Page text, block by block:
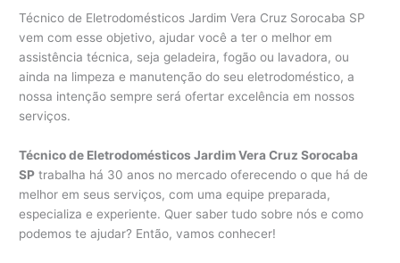
Técnico de Eletrodomésticos Jardim Vera Cruz Sorocaba SP
vem com esse objetivo, ajudar você a ter o melhor em
assistência técnica, seja geladeira, fogão ou lavadora, ou
ainda na limpeza e manutenção do seu eletrodoméstico, a
nossa intenção sempre será ofertar excelência em nossos
serviços.
Técnico de Eletrodomésticos Jardim Vera Cruz Sorocaba
SP trabalha há 30 anos no mercado oferecendo o que há de
melhor em seus serviços, com uma equipe preparada,
especializa e experiente. Quer saber tudo sobre nós e como
podemos te ajudar? Então, vamos conhecer!